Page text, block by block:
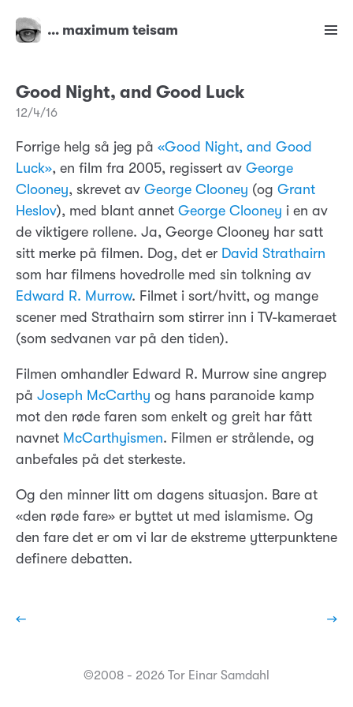
… maximum teisam
Good Night, and Good Luck
12/4/16
Forrige helg så jeg på «Good Night, and Good
Luck», en film fra 2005, regissert av George
Clooney, skrevet av George Clooney (og Grant
Heslov), med blant annet George Clooney i en av
de viktigere rollene. Ja, George Clooney har satt
sitt merke på filmen. Dog, det er David Strathairn
som har filmens hovedrolle med sin tolkning av
Edward R. Murrow. Filmet i sort/hvitt, og mange
scener med Strathairn som stirrer inn i TV-kameraet
(som sedvanen var på den tiden).
Filmen omhandler Edward R. Murrow sine angrep
på Joseph McCarthy og hans paranoide kamp
mot den røde faren som enkelt og greit har fått
navnet McCarthyismen. Filmen er strålende, og
anbefales på det sterkeste.
Og den minner litt om dagens situasjon. Bare at
«den røde fare» er byttet ut med islamisme. Og
den fare det er om vi lar de ekstreme ytterpunktene
definere debatten.
← →
©2008 - 2026 Tor Einar Samdahl